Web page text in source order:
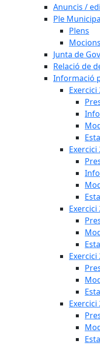
Anuncis /
Ple
Plens
Junta de
Relació de
Informació
Exercici
Exercici
Exercici
Exercici
Exercici